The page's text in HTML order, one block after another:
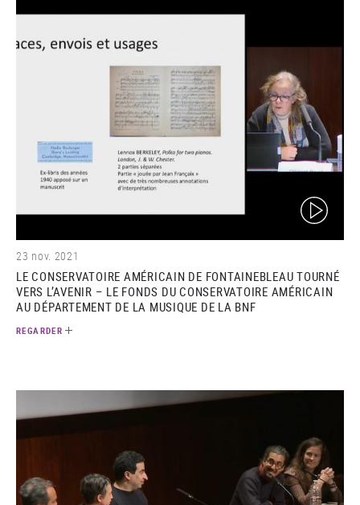
(video)
23 nov. 2021
LE CONSERVATOIRE AMÉRICAIN DE FONTAINEBLEAU TOURNÉ
VERS L’AVENIR – LE FONDS DU CONSERVATOIRE AMÉRICAIN
AU DÉPARTEMENT DE LA MUSIQUE DE LA BNF
REGARDER